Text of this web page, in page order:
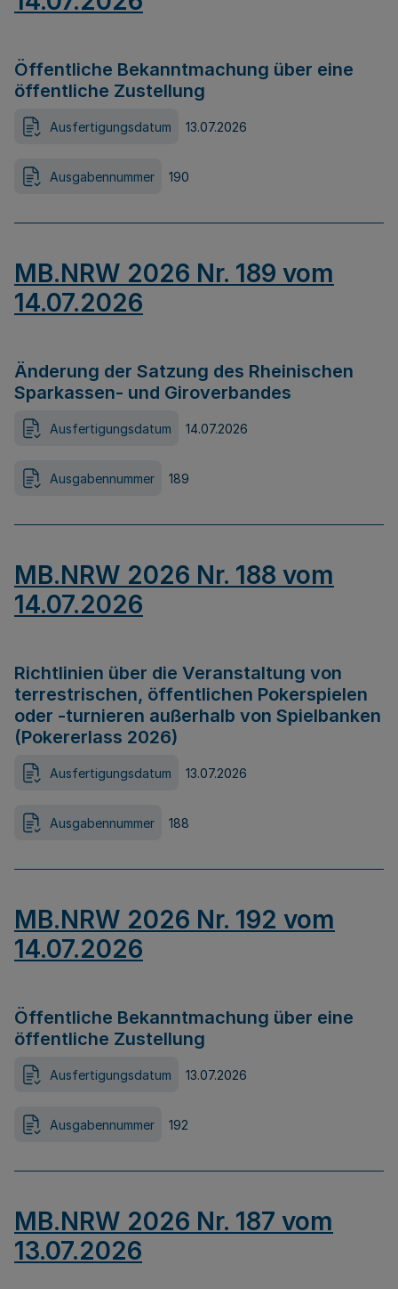
Öffentliche Bekanntmachung über eine
öffentliche Zustellung
Ausfertigungsdatum 13.07.2026
Ausgabennummer 190
MB.NRW 2026 Nr. 189 vom
14.07.2026
Änderung der Satzung des Rheinischen
Sparkassen- und Giroverbandes
Ausfertigungsdatum 14.07.2026
Ausgabennummer 189
MB.NRW 2026 Nr. 188 vom
14.07.2026
Richtlinien über die Veranstaltung von
terrestrischen, öffentlichen Pokerspielen
oder -turnieren außerhalb von Spielbanken
(Pokererlass 2026)
Ausfertigungsdatum 13.07.2026
Ausgabennummer 188
MB.NRW 2026 Nr. 192 vom
14.07.2026
Öffentliche Bekanntmachung über eine
öffentliche Zustellung
Ausfertigungsdatum 13.07.2026
Ausgabennummer 192
MB.NRW 2026 Nr. 187 vom
13.07.2026